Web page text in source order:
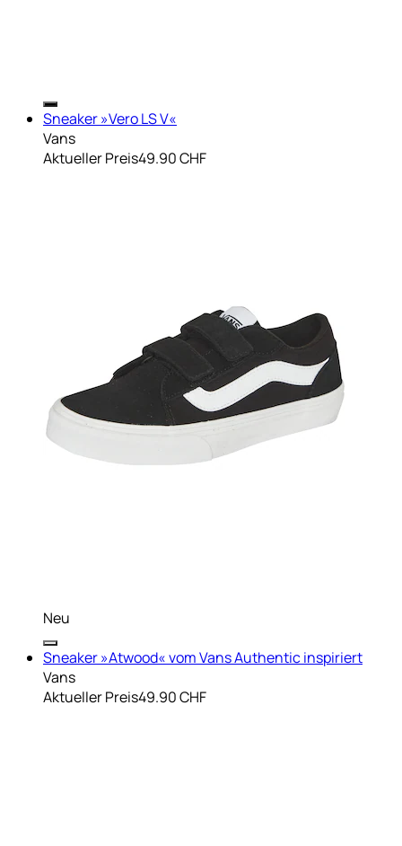
Sneaker »Vero LS V«
Vans
Aktueller Preis49.90 CHF
Neu
Sneaker »Atwood« vom Vans Authentic inspiriert
Vans
Aktueller Preis49.90 CHF